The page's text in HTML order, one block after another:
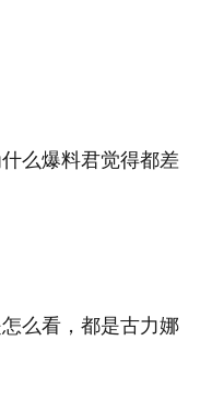
么爆料君觉得都差
么看，都是古力娜